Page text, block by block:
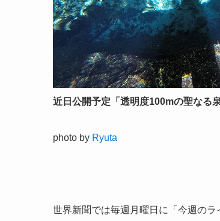
近日公開予定「透明度100mの聖なる
photo by Ryuta
世界新聞では毎週月曜日に「今週の